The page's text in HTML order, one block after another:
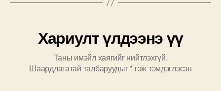
Хариулт үлдээнэ үү
Таны имэйл хаягийг нийтлэхгүй.
Шаардлагатай талбаруудыг* гэж тэмдэглэсэн